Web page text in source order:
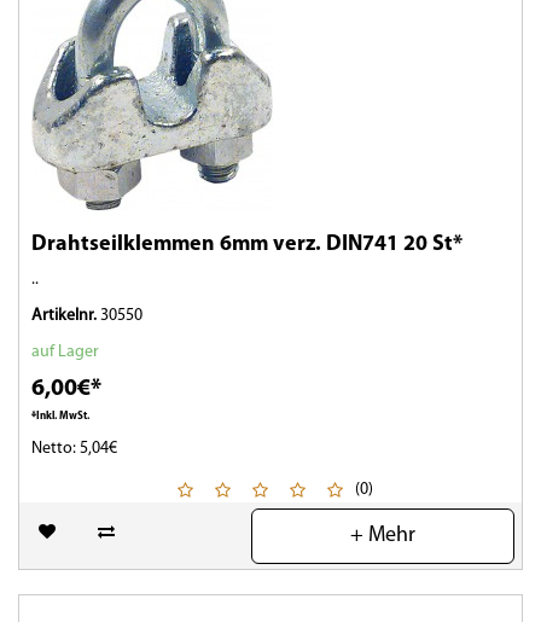
Drahtseilklemmen 6mm verz. DIN741 20 St*
..
Artikelnr. 30550
auf Lager
6,00€*
*Inkl. MwSt.
Netto: 5,04€
(0)
+ Mehr